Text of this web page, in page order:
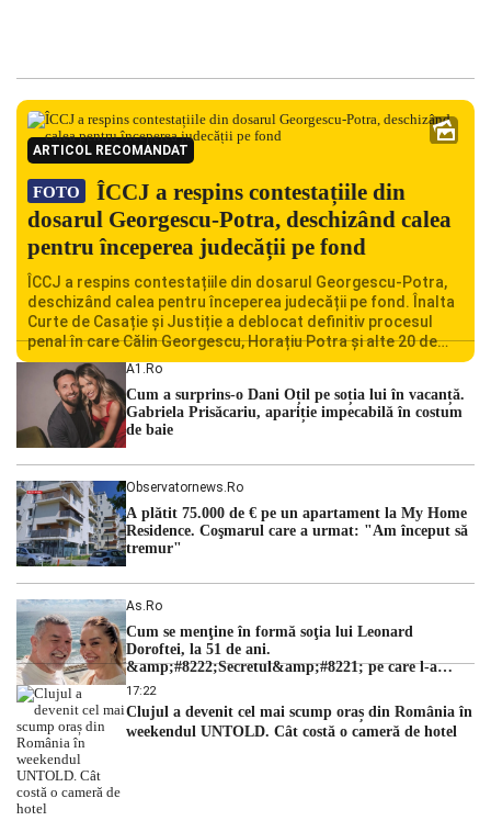
ARTICOL RECOMANDAT
FOTO
ÎCCJ a respins contestațiile din
dosarul Georgescu-Potra, deschizând calea
pentru începerea judecății pe fond
ÎCCJ a respins contestațiile din dosarul Georgescu-Potra,
deschizând calea pentru începerea judecății pe fond. Înalta
Curte de Casație și Justiție a deblocat definitiv procesul
penal în care Călin Georgescu, Horațiu Potra și alte 20 de
persoane sunt acuzați de acțiuni îndreptate împotriva
ordinii constituționale. În ședința din camera preliminară,
judecătorii de la instanța supremă au […]
A1.ro
Cum a surprins-o Dani Oțil pe soția lui în vacanță.
Gabriela Prisăcariu, apariție impecabilă în costum
de baie
Observatornews.ro
A plătit 75.000 de € pe un apartament la My Home
Residence. Coşmarul care a urmat: "Am început să
tremur"
As.ro
Cum se menţine în formă soţia lui Leonard
Doroftei, la 51 de ani.
&amp;#8222;Secretul&amp;#8221; pe care l-a
dezvăluit
17:22
Clujul a devenit cel mai scump oraș din România în
weekendul UNTOLD. Cât costă o cameră de hotel